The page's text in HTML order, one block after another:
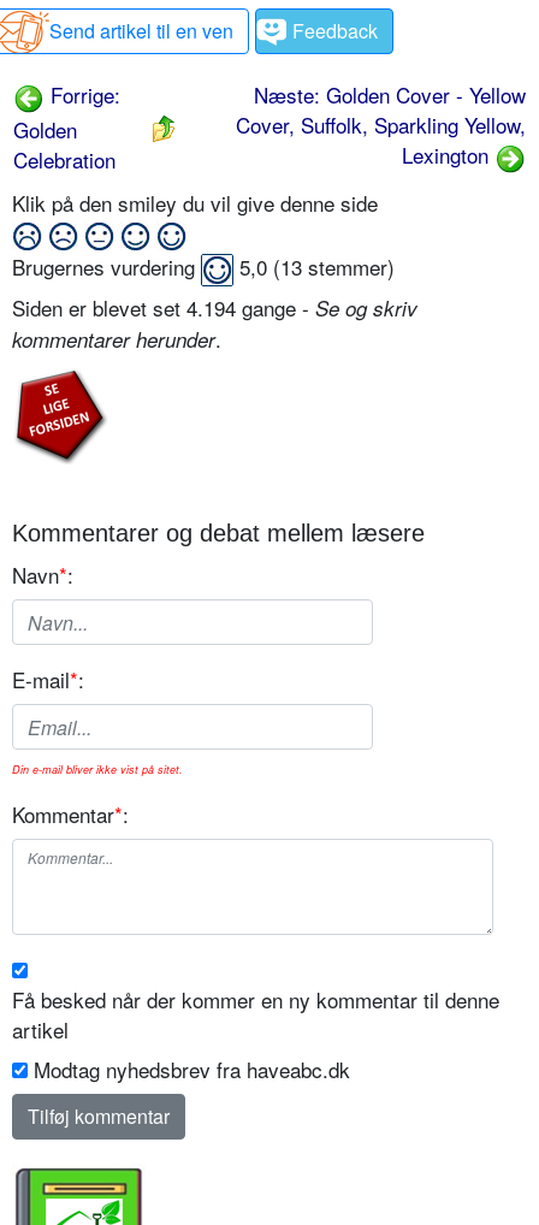
Send artikel til en ven
Feedback
Forrige:
Golden
Celebration
Næste: Golden Cover - Yellow
Cover, Suffolk, Sparkling Yellow,
Lexington
Klik på den smiley du vil give denne side
Brugernes vurdering 5,0 (13 stemmer)
Siden er blevet set 4.194 gange - Se og skriv
kommentarer herunder.
Kommentarer og debat mellem læsere
Navn*:
E-mail*:
Din e-mail bliver ikke vist på sitet.
Kommentar*:
Få besked når der kommer en ny kommentar til denne
artikel
Modtag nyhedsbrev fra haveabc.dk